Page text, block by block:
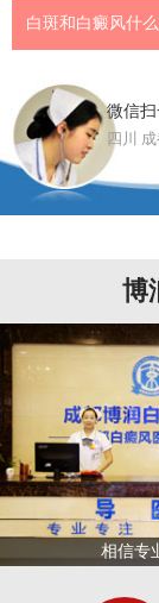
白斑和白癜风什
微信
四川
博
相信专